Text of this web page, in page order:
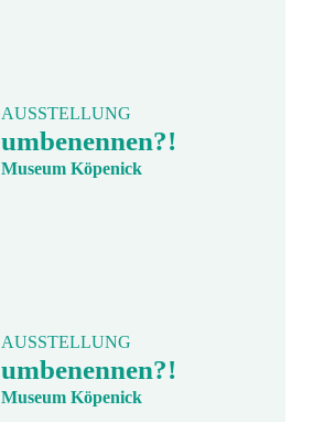
AUSSTELLUNG
umbenennen?!
Museum Köpenick
AUSSTELLUNG
umbenennen?!
Museum Köpenick